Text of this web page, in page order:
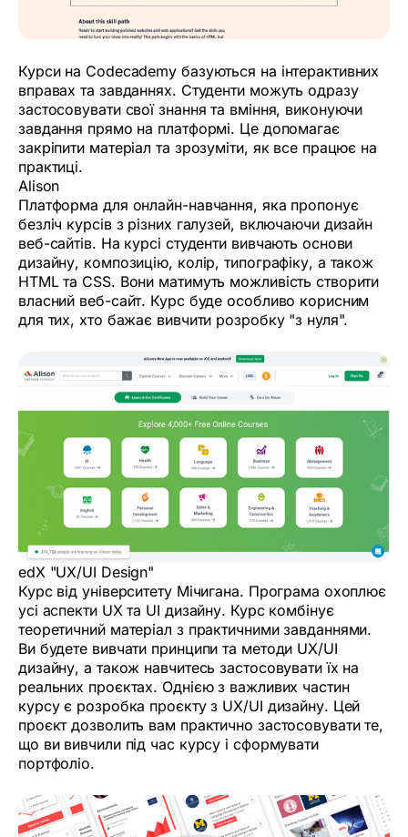
Курси на Codecademy базуються на інтерактивних
вправах та завданнях. Студенти можуть одразу
застосовувати свої знання та вміння, виконуючи
завдання прямо на платформі. Це допомагає
закріпити матеріал та зрозуміти, як все працює на
практиці.
Alison
Платформа для онлайн-навчання, яка пропонує
безліч курсів з різних галузей, включаючи дизайн
веб-сайтів. На курсі студенти вивчають основи
дизайну, композицію, колір, типографіку, а також
HTML та CSS. Вони матимуть можливість створити
власний веб-сайт. Курс буде особливо корисним
для тих, хто бажає вивчити розробку "з нуля".
edX "UX/UI Design"
Курс від університету Мічигана. Програма охоплює
усі аспекти UX та UI дизайну. Курс комбінує
теоретичний матеріал з практичними завданнями.
Ви будете вивчати принципи та методи UX/UI
дизайну, а також навчитесь застосовувати їх на
реальних проєктах. Однією з важливих частин
курсу є розробка проєкту з UX/UI дизайну. Цей
проєкт дозволить вам практично застосовувати те,
що ви вивчили під час курсу і сформувати
портфоліо.